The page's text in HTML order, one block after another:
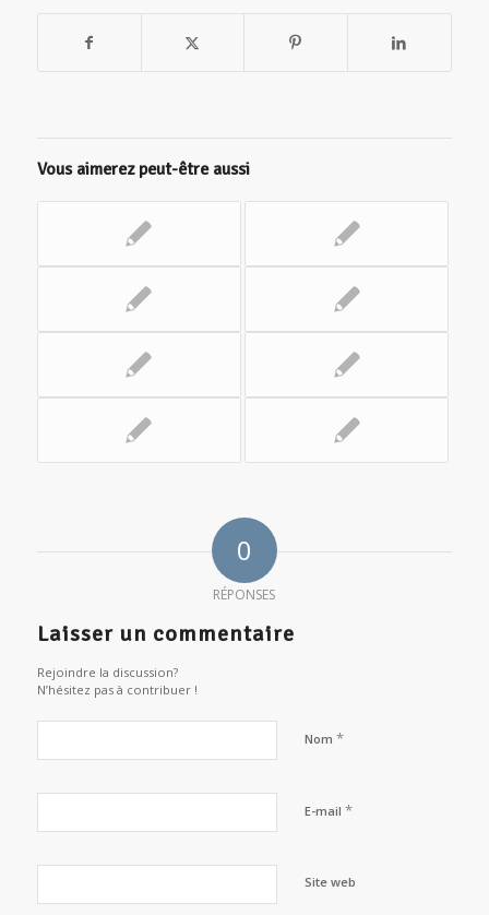
Vous aimerez peut-être aussi
0
RÉPONSES
Laisser un commentaire
Rejoindre la discussion?
N’hésitez pas à contribuer !
Nom *
E-mail *
Site web